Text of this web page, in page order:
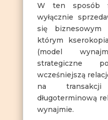
W ten sposób
wyłącznie
się biznesowym
którym
(model
strategiczne
wcześniejszą
na
długoterminową
wynajmie.